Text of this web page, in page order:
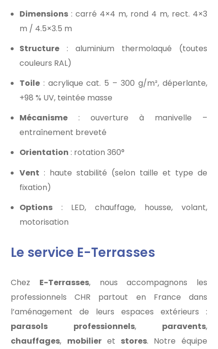
Dimensions : carré 4×4 m, rond 4 m, rect. 4×3
m / 4.5×3.5 m
Structure : aluminium thermolaqué (toutes
couleurs RAL)
Toile : acrylique cat. 5 – 300 g/m², déperlante,
+98 % UV, teintée masse
Mécanisme : ouverture à manivelle –
entraînement breveté
Orientation : rotation 360°
Vent : haute stabilité (selon taille et type de
fixation)
Options : LED, chauffage, housse, volant,
motorisation
Le service E-Terrasses
Chez E-Terrasses, nous accompagnons les
professionnels CHR partout en France dans
l’aménagement de leurs espaces extérieurs :
parasols professionnels, paravents,
chauffages, mobilieret stores. Notre équipe